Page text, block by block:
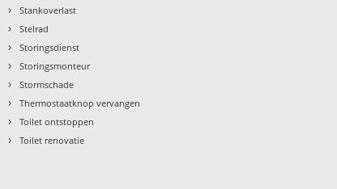
› Stankoverlast
› Stelrad
› Storingsdienst
› Storingsmonteur
› Stormschade
› Thermostaatknop vervangen
› Toilet ontstoppen
› Toilet renovatie